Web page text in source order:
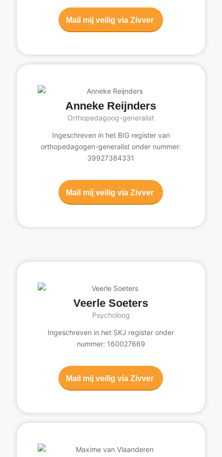
Mail mij veilig via Zivver
Anneke Reijnders
Orthopedagoog-generalist
Ingeschreven in het BIG register van
orthopedagogen-generalist onder nummer:
39927384331
Mail mij veilig via Zivver
Veerle Soeters
Psycholoog
Ingeschreven in het SKJ register onder
nummer: 160027669
Mail mij veilig via Zivver